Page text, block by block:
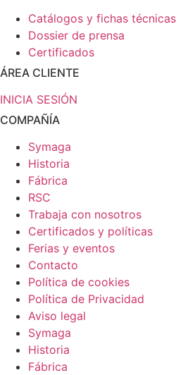
Catálogos y fichas técnicas
Dossier de prensa
Certificados
ÁREA CLIENTE
INICIA SESIÓN
COMPAÑÍA
Symaga
Historia
Fábrica
RSC
Trabaja con nosotros
Certificados y políticas
Ferias y eventos
Contacto
Política de cookies
Política de Privacidad
Aviso legal
Symaga
Historia
Fábrica